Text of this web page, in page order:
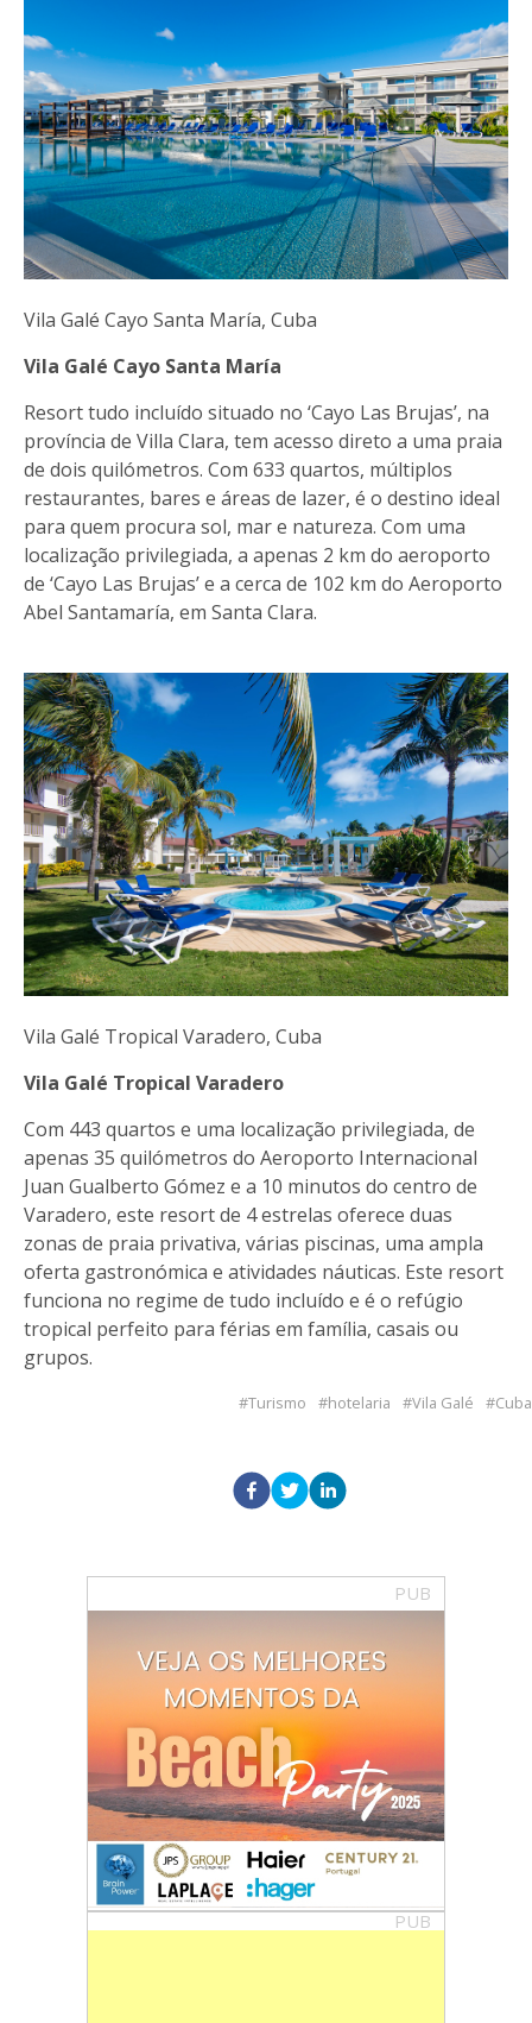
Vila Galé Cayo Santa María, Cuba
Vila Galé Cayo Santa María
Resort tudo incluído situado no ‘Cayo Las Brujas’, na
província de Villa Clara, tem acesso direto a uma praia
de dois quilómetros. Com 633 quartos, múltiplos
restaurantes, bares e áreas de lazer, é o destino ideal
para quem procura sol, mar e natureza. Com uma
localização privilegiada, a apenas 2 km do aeroporto
de ‘Cayo Las Brujas’ e a cerca de 102 km do Aeroporto
Abel Santamaría, em Santa Clara.
Vila Galé Tropical Varadero, Cuba
Vila Galé Tropical Varadero
Com 443 quartos e uma localização privilegiada, de
apenas 35 quilómetros do Aeroporto Internacional
Juan Gualberto Gómez e a 10 minutos do centro de
Varadero, este resort de 4 estrelas oferece duas
zonas de praia privativa, várias piscinas, uma ampla
oferta gastronómica e atividades náuticas. Este resort
funciona no regime de tudo incluído e é o refúgio
tropical perfeito para férias em família, casais ou
grupos.
Turismo hotelaria Vila Galé Cuba
PUB
PUB